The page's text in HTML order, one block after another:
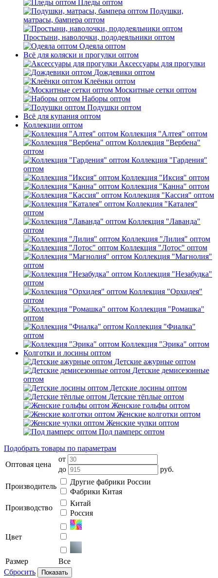
Пледы оптом
Подушки,
матрасы, бампера оптом
Простыни, наволочки, пододеяльники оптом
Одеяла оптом
Всё для коляски и прогулки оптом
Аксессуары для прогулки
Дождевики оптом
Клеёнки оптом
Москитные сетки оптом
Наборы оптом
Подушки оптом
Всё для купания оптом
Коллекции оптом
Коллекция "Алтея" оптом
Коллекция "Вербена"
оптом
Коллекция "Гардения"
оптом
Коллекция "Иксия" оптом
Коллекция "Канна" оптом
Коллекция "Кассия" оптом
Коллекция "Каталея"
оптом
Коллекция "Лаванда"
оптом
Коллекция "Лилия" оптом
Коллекция "Лотос" оптом
Коллекция "Магнолия"
оптом
Коллекция "Незабудка"
оптом
Коллекция "Орхидея"
оптом
Коллекция "Ромашка"
оптом
Коллекция "Фиалка"
оптом
Коллекция "Эрика" оптом
Колготки и лосины оптом
Детские ажурные оптом
Детские демисезонные
оптом
Детские лосины оптом
Детские тёплые оптом
Женские гольфы оптом
Женские колготки оптом
Женские чулки оптом
Под памперс оптом
Подобрать товары по параметрам
Оптовая цена
от
до
руб.
Производитель
Другие фабрики России
Фабрики Китая
Производство
Китай
Россия
Цвет
Размер
Все
Сбросить
Показать